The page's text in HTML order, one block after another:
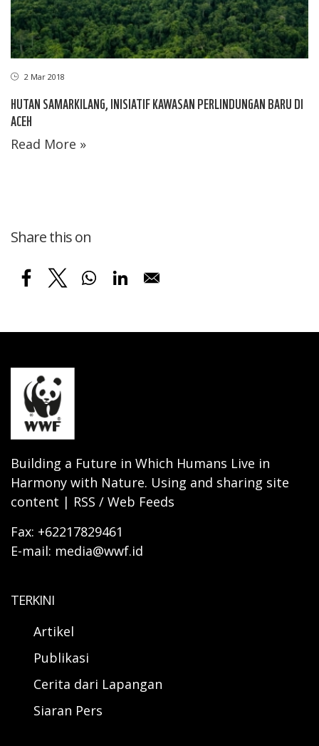
2 Mar 2018
HUTAN SAMARKILANG, INISIATIF KAWASAN PERLINDUNGAN BARU DI
ACEH
Read More »
Share this on
Building a Future in Which Humans Live in
Harmony with Nature. Using and sharing site
content | RSS / Web Feeds
Fax: +62217829461
E-mail: media@wwf.id
TERKINI
Artikel
Publikasi
Cerita dari Lapangan
Siaran Pers